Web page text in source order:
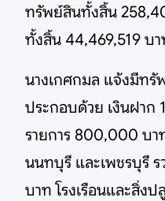
ทรัพย์สินทั้งสิ้น
ทั้งสิ้น 44,469,519 บ
นางเกศกมล แจ้งมีท
ประกอบด้วย เงินฝาก
รายการ 800,000 บ
นนทบุรี และเพชรบุรี
บาท โรงเรือนและสิ่ง